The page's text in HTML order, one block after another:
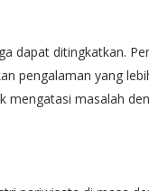
dapat ditingkatkan.
pengalaman yang
mengatasi masalah